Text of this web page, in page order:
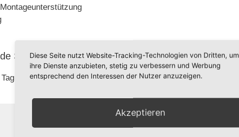
Seiten ist unser Ziel!
der Inbetriebnahme nicht im Stich!
Diese Seite nutzt Website-Tracking-Technologien von Dritten, um
ihre Dienste anzubieten, stetig zu verbessern und Werbung
entsprechend den Interessen der Nutzer anzuzeigen.
Akzeptieren